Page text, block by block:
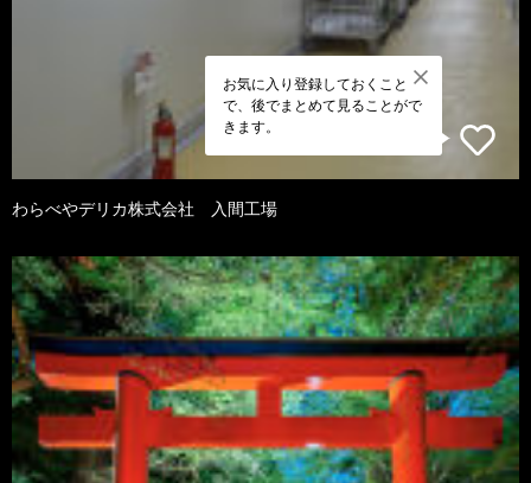
お気に入り登録しておくこと
で、後でまとめて見ることがで
きます。
わらべやデリカ株式会社 入間工場